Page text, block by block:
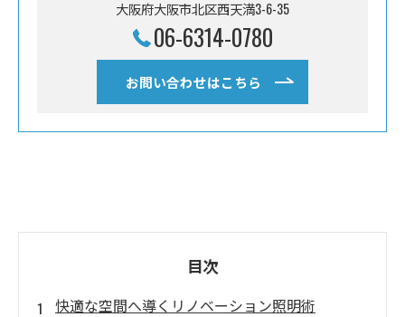
大阪府大阪市北区西天満3-6-35
06-6314-0780
お問い合わせはこちら
目次
快適な空間へ導くリノベーション照明術